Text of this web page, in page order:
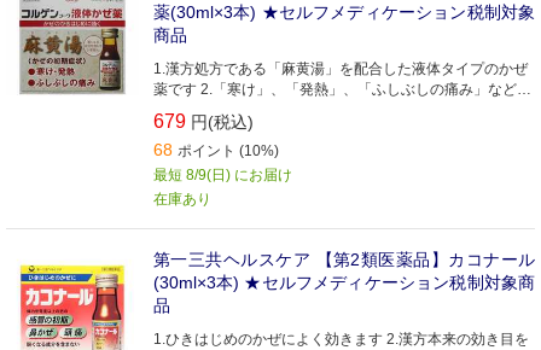
薬(30ml×3本) ★セルフメディケーション税制対象
商品
1.漢方処方である「麻黄湯」を配合した液体タイプのかぜ
薬です 2.「寒け」、「発熱」、「ふしぶしの痛み」などの
症状がみられる、かぜのひきはじめによく効きます 3.眠く
なる成分を含んでいません
679 円(税込)
68 ポイント (10%)
最短 8/9(日) にお届け
在庫あり
第一三共ヘルスケア 【第2類医薬品】カコナール
(30ml×3本) ★セルフメディケーション税制対象商
品
1.ひきはじめのかぜによく効きます 2.漢方本来の効き目を